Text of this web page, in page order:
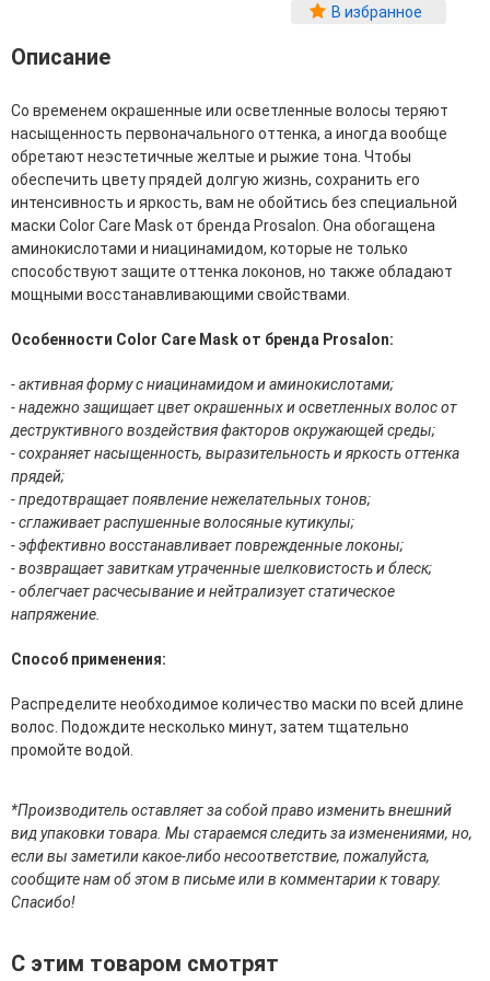
Для Лица
Ампулы для лица
Бальзамы для лица
Гели для лица
Защита от солнца для лица
Карбокситерапия
Кремы для лица
Лосьоны, тоники и мисты для лица
Маски для лица
Масла для лица
Молочко и сливки для лица
Пенки и муссы для лица
Скрабы, пилинги и гоммажи для лица
Спреи для лица
Средства для умывания
Сыворотки, эликсиры, эмульсии, концентраты и
эссенции для лица
Уход для губ
Уход для кожи вокруг глаз
Флюиды для лица
Для Тела
Автозагар для тела
Бальзамы и гели для тела
Гели для душа
Дезодоранты для тела
Кремы для тела
Лосьоны, сыворотки и эликсиры для тела
Масла для тела
Молочко для тела
Мыло
Скрабы и пилинги для тела
В избранное
Описание
Со временем окрашенные или осветленные волосы теряют
насыщенность первоначального оттенка, а иногда вообще
обретают неэстетичные желтые и рыжие тона. Чтобы
обеспечить цвету прядей долгую жизнь, сохранить его
интенсивность и яркость, вам не обойтись без специальной
маски Color Care Mask от бренда Prosalon. Она обогащена
аминокислотами и ниацинамидом, которые не только
способствуют защите оттенка локонов, но также обладают
мощными восстанавливающими свойствами.
Особенности Color Care Mask от бренда Prosalon:
- активная форму с ниацинамидом и аминокислотами;
- надежно защищает цвет окрашенных и осветленных волос от
деструктивного воздействия факторов окружающей среды;
- сохраняет насыщенность, выразительность и яркость оттенка
прядей;
- предотвращает появление нежелательных тонов;
- сглаживает распушенные волосяные кутикулы;
- эффективно восстанавливает поврежденные локоны;
- возвращает завиткам утраченные шелковистость и блеск;
- облегчает расчесывание и нейтрализует статическое
напряжение.
Способ применения:
Распределите необходимое количество маски по всей длине
волос. Подождите несколько минут, затем тщательно
промойте водой.
*Производитель оставляет за собой право изменить внешний
вид упаковки товара. Мы стараемся следить за изменениями, но,
если вы заметили какое-либо несоответствие, пожалуйста,
сообщите нам об этом в письме или в комментарии к товару.
Спасибо!
С этим товаром смотрят